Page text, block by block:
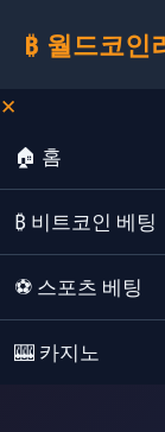
₿ 월드코인
✕
🏠 홈
₿ 비트코인 베팅
⚽ 스포츠 베팅
🎰 카지노